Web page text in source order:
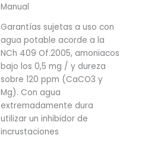
Manual
Garantías sujetas a uso con
agua potable acorde a la
NCh 409 Of.2005, amoniacos
bajo los 0,5 mg / y dureza
sobre 120 ppm (CaCO3 y
Mg). Con agua
extremadamente dura
utilizar un inhibidor de
incrustaciones